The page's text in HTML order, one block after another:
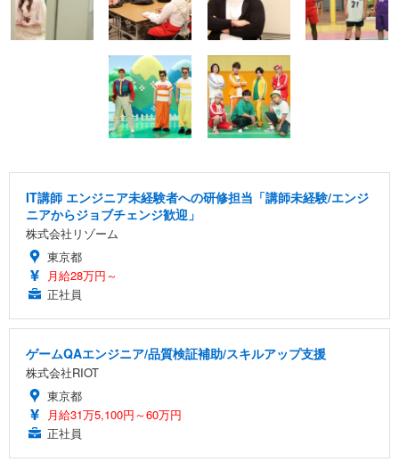
IT講師 エンジニア未経験者への研修担当「講師未経験/エンジ
ニアからジョブチェンジ歓迎」
株式会社リゾーム
東京都
月給28万円～
正社員
ゲームQAエンジニア/品質検証補助/スキルアップ支援
株式会社RIOT
東京都
月給31万5,100円～60万円
正社員